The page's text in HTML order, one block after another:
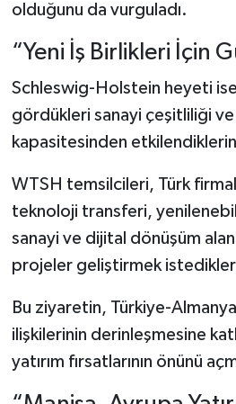
olduğunu da vurguladı.
“Yeni İş Birlikleri İçin
Schleswig-Holstein heyeti ise
gördükleri sanayi çeşitliliği
kapasitesinden
WTSH temsilcileri, Türk
teknoloji transferi,
sanayi ve dijital dönüşüm
projeler geliştirmek
Bu ziyaretin, Türkiye-
ilişkilerinin derinleşmesine
yatırım fırsatlarının önünü